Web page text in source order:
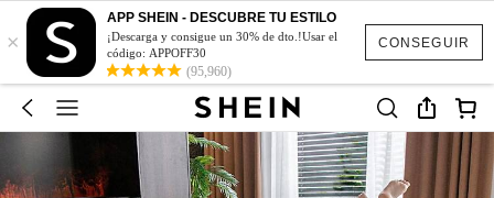
CONSEGUIR
×
APP SHEIN - DESCUBRE TU ESTILO
¡Descarga y consigue un 30% de dto.!Usar el
código: APPOFF30
(95,960)